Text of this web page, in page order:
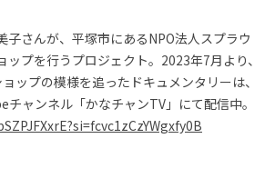
子さんが、平塚市にあるNPO法人スプラウ
ップを行うプロジェクト。2023年7月より、
ップの模様を追ったドキュメンタリーは、
チャンネル「かなチャンTV」にて配信中。